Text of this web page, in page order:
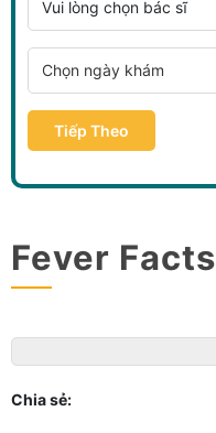
Tiếp Theo
Fever Facts
Chia sẻ: